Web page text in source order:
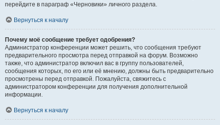
перейдите в параграф «Черновики» личного раздела.
Вернуться к началу
Почему моё сообщение требует одобрения?
Администратор конференции может решить, что сообщения требуют
предварительного просмотра перед отправкой на форум. Возможно
также, что администратор включил вас в группу пользователей,
сообщения которых, по его или её мнению, должны быть предварительно
просмотрены перед отправкой. Пожалуйста, свяжитесь с
администратором конференции для получения дополнительной
информации.
Вернуться к началу